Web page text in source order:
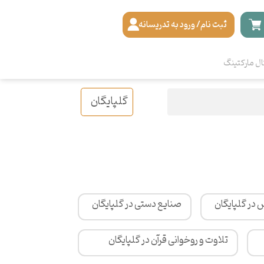
ثبت نام/ ورود به تدریسانه
مارکتینگ
گلپایگان
در گلپایگان صنایع دستی در گلپایگان
تلاوت و روخوانی قرآن در گلپایگان